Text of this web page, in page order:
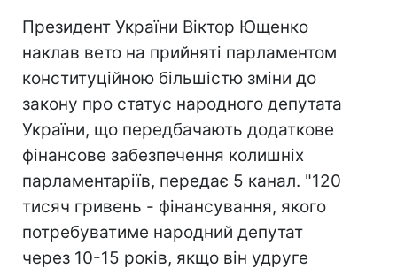
Президент України Віктор Ющенко
наклав вето на прийняті парламентом
конституційною більшістю зміни до
закону про статус народного депутата
України, що передбачають додаткове
фінансове забезпечення колишніх
парламентаріїв, передає 5 канал. "120
тисяч гривень - фінансування, якого
потребуватиме народний депутат
через 10-15 років, якщо він удруге